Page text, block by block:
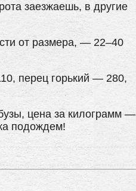
заезжаешь, в другие
от размера, — 22–40
перец горький — 280,
цена за килограмм —
подождем!